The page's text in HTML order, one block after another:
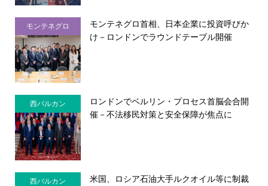
モンテネグロ
モンテネグロ首相、日本企業に投資呼びか
け－ロンドンでラウンドテーブル開催
西バルカン
ロンドンでベルリン・プロセス首脳会合開
催－不法移民対策と安全保障が焦点に
西バルカン
米国、ロシア石油大手ルクオイル等に制裁